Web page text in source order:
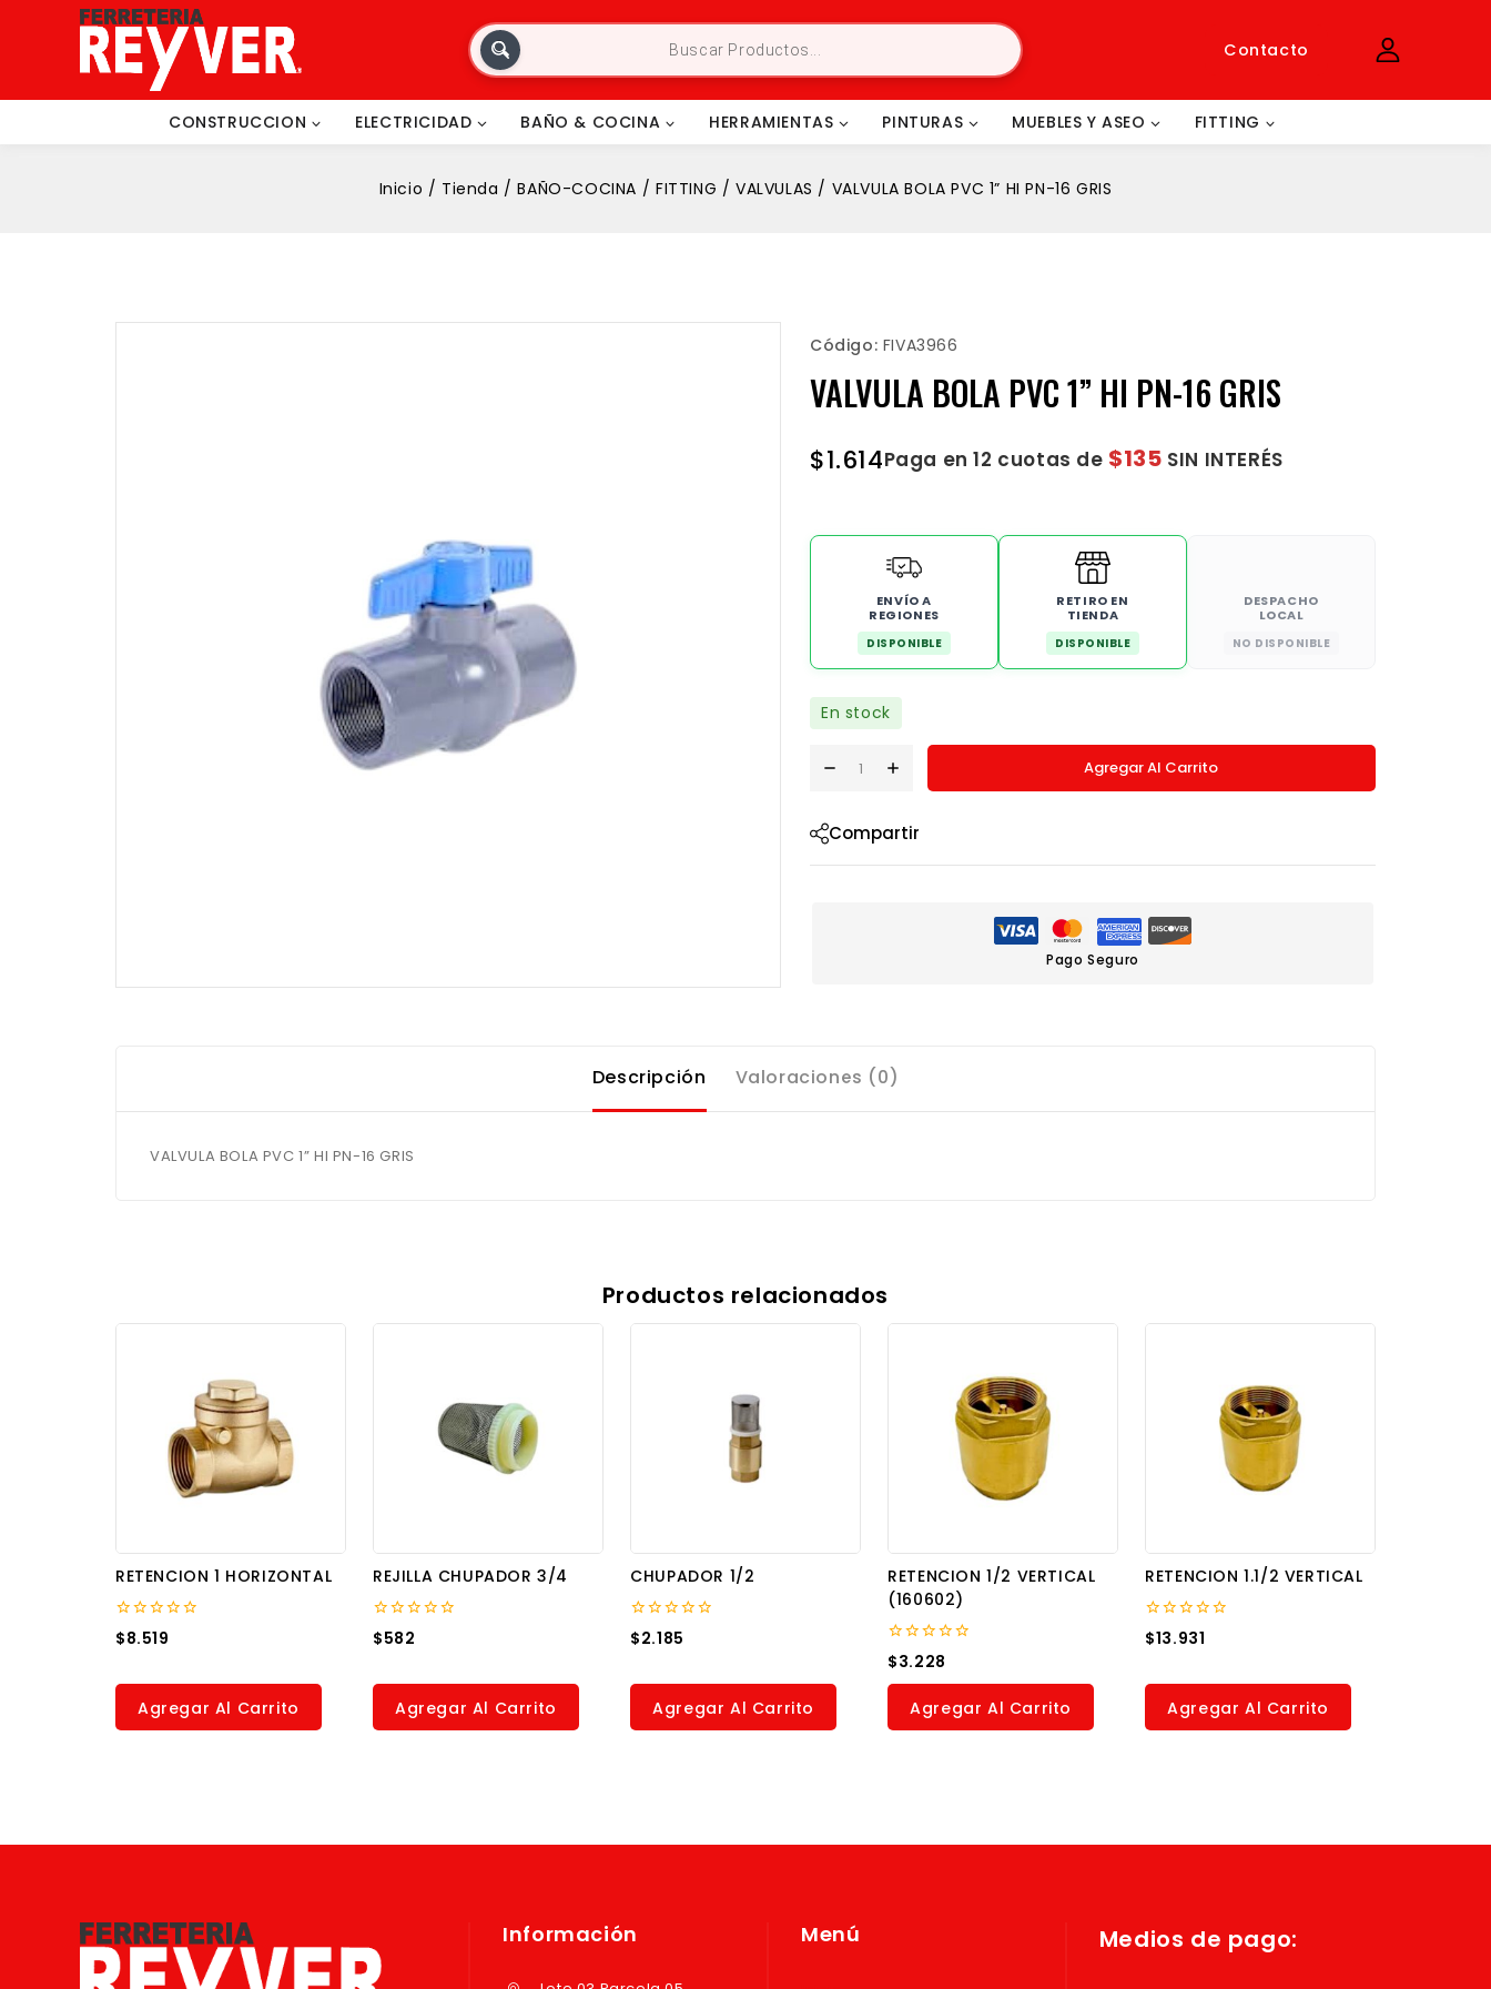
Contacto
CONSTRUCCION ELECTRICIDAD BAÑO & COCINA HERRAMIENTAS PINTURAS MUEBLES Y ASEO FITTING
Inicio / Tienda / BAÑO-COCINA / FITTING / VALVULAS / VALVULA BOLA PVC 1” HI PN-16 GRIS
Código: FIVA3966
VALVULA BOLA PVC 1” HI PN-16 GRIS
$1.614Paga en 12 cuotas de $135 SIN INTERÉS
ENVÍO A
REGIONES
DISPONIBLE
RETIRO EN
TIENDA
DISPONIBLE
DESPACHO
LOCAL
NO DISPONIBLE
En stock
Agregar Al Carrito
Compartir
Pago Seguro
Descripción Valoraciones (0)
VALVULA BOLA PVC 1” HI PN-16 GRIS
Productos relacionados
RETENCION 1 HORIZONTAL
0
out
$8.519
Agregar Al Carrito
REJILLA CHUPADOR 3/4
0
out
$582
Agregar Al Carrito
CHUPADOR 1/2
0
out
$2.185
Agregar Al Carrito
RETENCION 1/2 VERTICAL
(160602)
0
out
of
$3.228
Agregar Al Carrito
RETENCION 1.1/2 VERTICAL
0
out
$13.931
Agregar Al Carrito
Información Menú Medios de pago: